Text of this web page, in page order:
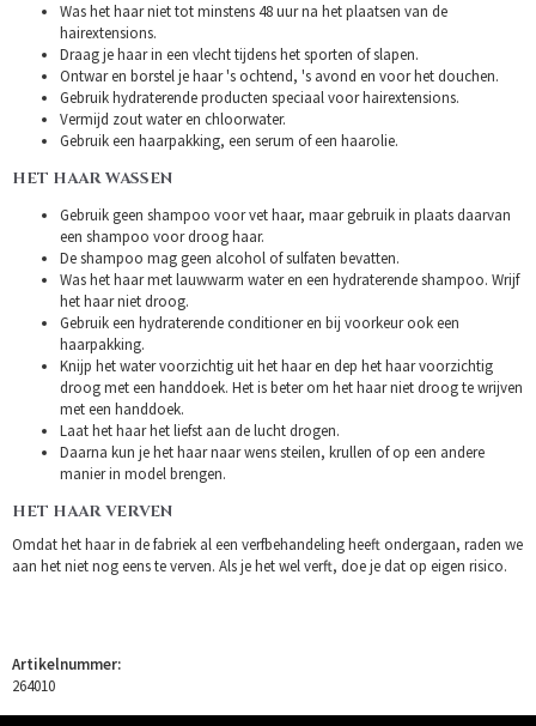
Was het haar niet tot minstens 48 uur na het plaatsen van de
hairextensions.
Draag je haar in een vlecht tijdens het sporten of slapen.
Ontwar en borstel je haar 's ochtend, 's avond en voor het douchen.
Gebruik hydraterende producten speciaal voor hairextensions.
Vermijd zout water en chloorwater.
Gebruik een haarpakking, een serum of een haarolie.
HET HAAR WASSEN
Gebruik geen shampoo voor vet haar, maar gebruik in plaats daarvan
een shampoo voor droog haar.
De shampoo mag geen alcohol of sulfaten bevatten.
Was het haar met lauwwarm water en een hydraterende shampoo. Wrijf
het haar niet droog.
Gebruik een hydraterende conditioner en bij voorkeur ook een
haarpakking.
Knijp het water voorzichtig uit het haar en dep het haar voorzichtig
droog met een handdoek. Het is beter om het haar niet droog te wrijven
met een handdoek.
Laat het haar het liefst aan de lucht drogen.
Daarna kun je het haar naar wens steilen, krullen of op een andere
manier in model brengen.
HET HAAR VERVEN
Omdat het haar in de fabriek al een verfbehandeling heeft ondergaan, raden we
aan het niet nog eens te verven. Als je het wel verft, doe je dat op eigen risico.
Artikelnummer:
264010